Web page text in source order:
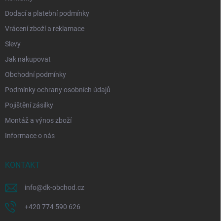
Dodací a platební podmínky
Vrácení zboží a reklamace
Slevy
Jak nakupovat
Obchodní podmínky
Podmínky ochrany osobních údajů
Pojištění zásilky
Montáž a výnos zboží
Informace o nás
KONTAKT
info@dk-obchod.cz
+420 774 590 626